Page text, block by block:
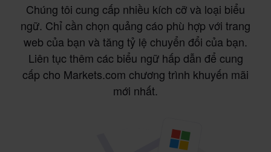
Chúng tôi cung cấp nhiều kích cỡ và loại biểu
ngữ. Chỉ cần chọn quảng cáo phù hợp với trang
web của bạn và tăng tỷ lệ chuyển đổi của bạn.
Liên tục thêm các biểu ngữ hấp dẫn để cung
cấp cho Markets.com chương trình khuyến mãi
mới nhất.